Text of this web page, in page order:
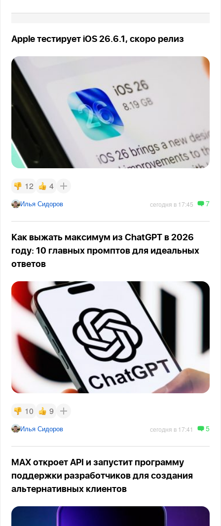
Apple тестирует iOS 26.6.1, скоро релиз
12 4
Илья Сидоров сегодня в 17:45 7
Как выжать максимум из ChatGPT в 2026
году: 10 главных промптов для идеальных
ответов
10 9
Илья Сидоров сегодня в 17:41 5
MAX откроет API и запустит программу
поддержки разработчиков для создания
альтернативных клиентов